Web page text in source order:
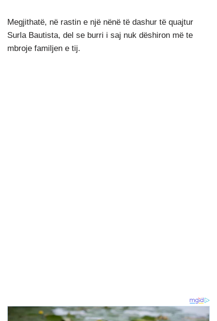
Megjithatë, në rastin e një nënë të dashur të quajtur
Surla Bautista, del se burri i saj nuk dëshiron më te
mbroje familjen e tij.